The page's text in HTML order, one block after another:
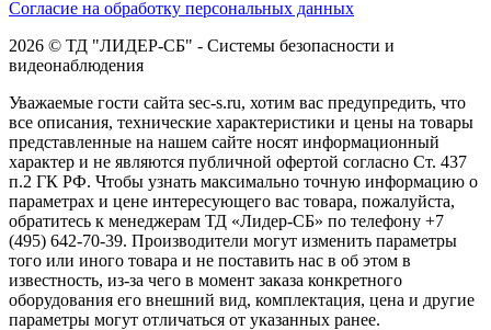
Согласие на обработку персональных данных
2026 © ТД "ЛИДЕР-СБ" - Системы безопасности и
видеонаблюдения
Уважаемые гости сайта sec-s.ru, хотим вас предупредить, что
все описания, технические характеристики и цены на товары
представленные на нашем сайте носят информационный
характер и не являются публичной офертой согласно Ст. 437
п.2 ГК РФ. Чтобы узнать максимально точную информацию о
параметрах и цене интересующего вас товара, пожалуйста,
обратитесь к менеджерам ТД «Лидер-СБ» по телефону +7
(495) 642-70-39. Производители могут изменить параметры
того или иного товара и не поставить нас в об этом в
известность, из-за чего в момент заказа конкретного
оборудования его внешний вид, комплектация, цена и другие
параметры могут отличаться от указанных ранее.